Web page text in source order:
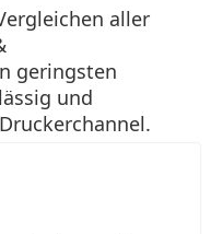
aller
geringsten
und